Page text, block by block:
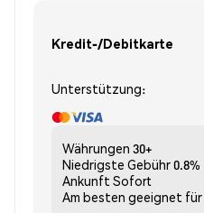
Kredit-/Debitkarte
Unterstützung:
Währungen 30+
Niedrigste Gebühr0.8%
Ankunft Sofort
Am besten geeignet für